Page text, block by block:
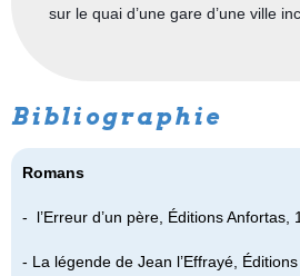
sur le quai d’une gare d’une ville
Bibliographie
Romans
- l’Erreur d’un père, Éditions Anfortas,
- La légende de Jean l’Effrayé ,